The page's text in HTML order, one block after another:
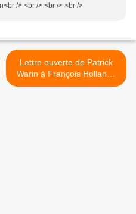
/> <br /> <br /> <br />
Lettre ouverte de Patrick
Warin à François Hollande
>